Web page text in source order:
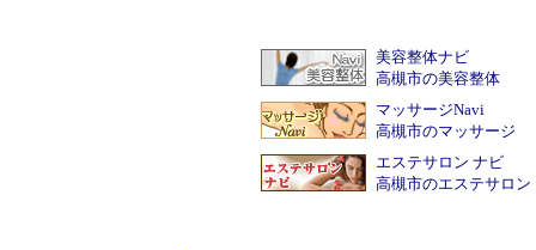
美容整体ナビ
高槻市の美容整体
マッサージNavi
高槻市のマッサージ
エステサロン ナビ
高槻市のエステサロン